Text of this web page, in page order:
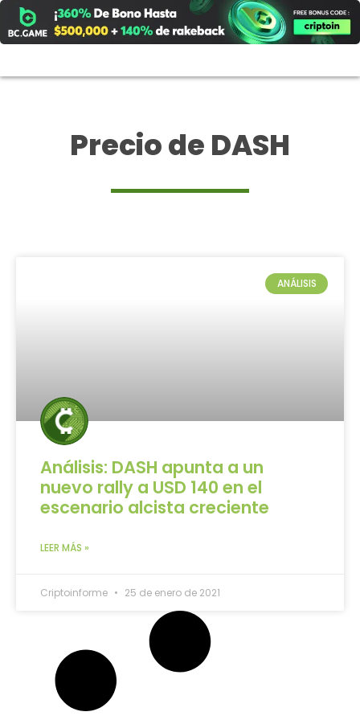
al
contenido
Precio de DASH
ANÁLISIS
Análisis: DASH apunta a un
nuevo rally a USD 140 en el
escenario alcista creciente
LEER MÁS »
Criptoinforme 25 de enero de 2021